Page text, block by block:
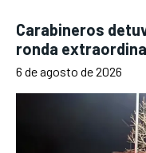
Carabineros
ronda
6 de agosto de 2026